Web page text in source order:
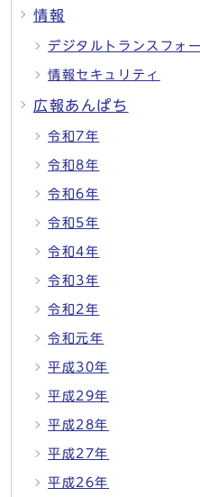
情報
デジタルトランスフォ
情報セキュリティ
広報あんぱち
令和7年
令和8年
令和6年
令和5年
令和4年
令和3年
令和2年
令和元年
平成30年
平成29年
平成28年
平成27年
平成26年